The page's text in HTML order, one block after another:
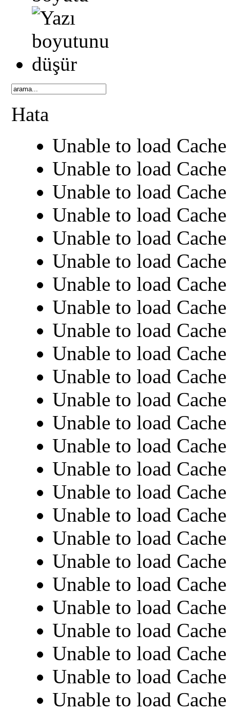
Hata
Unable to load
Unable to load
Unable to load
Unable to load
Unable to load
Unable to load
Unable to load
Unable to load
Unable to load
Unable to load
Unable to load
Unable to load
Unable to load
Unable to load
Unable to load
Unable to load
Unable to load
Unable to load
Unable to load
Unable to load
Unable to load
Unable to load
Unable to load
Unable to load
Unable to load